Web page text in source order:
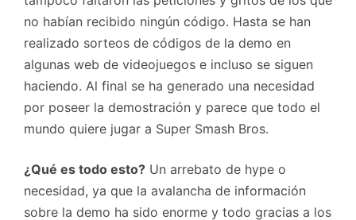
no habían recibido ningún código. Hasta se han
realizado sorteos de códigos de la demo en
algunas web de videojuegos e incluso se siguen
haciendo. Al final se ha generado una necesidad
por poseer la demostración y parece que todo el
mundo quiere jugar a Super Smash Bros.
¿Qué es todo esto? Un arrebato de hype o
necesidad, ya que la avalancha de información
sobre la demo ha sido enorme y todo gracias a los